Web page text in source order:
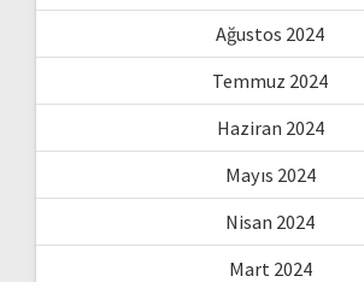
Ağustos 2024
Temmuz 2024
Haziran 2024
Mayıs 2024
Nisan 2024
Mart 2024